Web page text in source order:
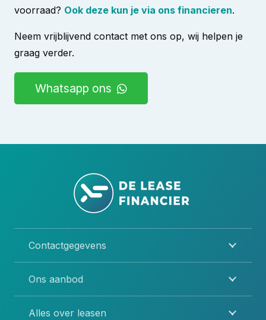
voorraad? Ook deze kun je via ons financieren.
Neem vrijblijvend contact met ons op, wij helpen je
graag verder.
Whatsapp ons
Contactgegevens
Ons aanbod
Alles over leasen